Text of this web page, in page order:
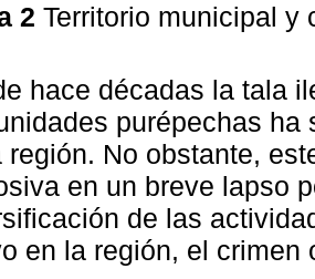
2 Territorio municipal
hace décadas la tala
purépechas
región. No obstante,
en un breve lapso
de las
en la región, el crimen